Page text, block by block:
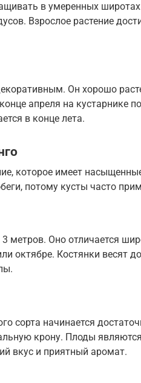
в умеренных
Взрослое растение
Он хорошо
апреля на кустарнике
в конце лета.
которое имеет
потому кусты часто
3 метров. Оно отличается
октябре. Костянки весят
сорта начинается
крону. Плоды
вкус и приятный аромат.